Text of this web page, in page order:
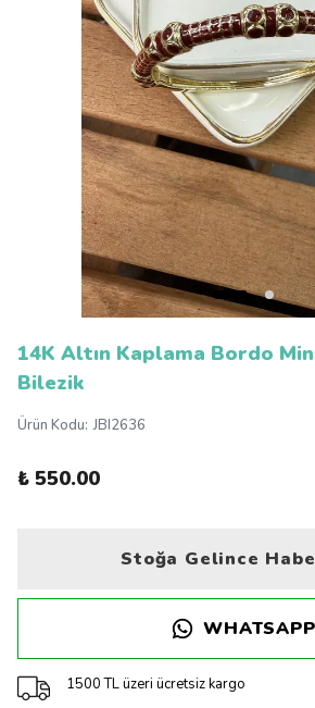
14K Altın Kaplama Bordo
Bilezik
Ürün Kodu: JBI2636
₺ 550.00
Stoğa Gelince
WHATSAPP
1500 TL üzeri ücretsiz kargo